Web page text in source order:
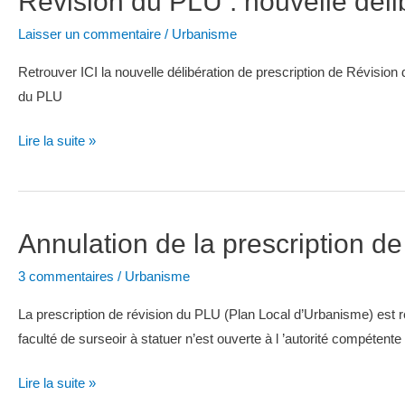
consultation
Laisser un commentaire / Urbanisme
Retrouver ICI la nouvelle délibération de prescription de
du PLU
Révision
PLU
nouvelle
Lire la suite »
Annulation de la prescription
3 commentaires / Urbanisme
La prescription de révision du PLU (Plan Local d’Urbanisme)
faculté de surseoir à statuer n’est ouverte à l ’autorité
Annulation
Lire la suite »